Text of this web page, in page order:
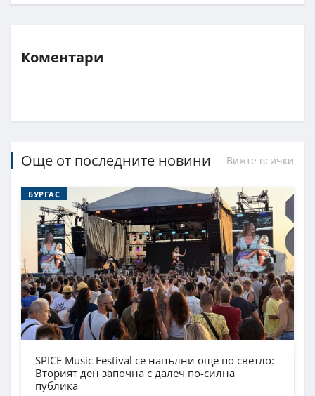
Коментари
Още от последните новини Вижте всички
БУРГАС
SPICE Music Festival се напълни още по светло:
Вторият ден започна с далеч по-силна
публика